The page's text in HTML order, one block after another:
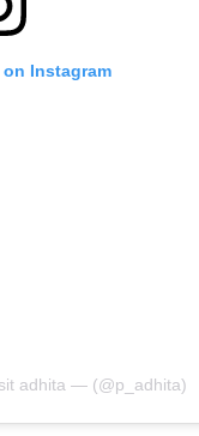
Instagram
adhita — (@p_adhita)